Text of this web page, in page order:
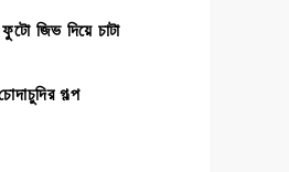
ফুটো জিভ দিয়ে চাটা
গল্প